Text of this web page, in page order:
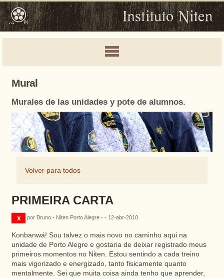
Mural
Murales de las unidades y pote de alumnos.
Volver para todos
PRIMEIRA CARTA
por Bruno - Niten Porto Alegre - - 12-abr-2010
Konbanwá! Sou talvez o mais novo no caminho aqui na
unidade de Porto Alegre e gostaria de deixar registrado meus
primeiros momentos no Niten. Estou sentindo a cada treino
mais vigorizado e energizado, tanto fisicamente quanto
mentalmente. Sei que muita coisa ainda tenho que aprender,